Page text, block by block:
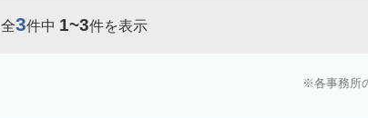
全3件中 1~3件を表示
各事務所